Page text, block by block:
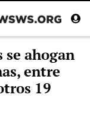
ahogan
entre
19